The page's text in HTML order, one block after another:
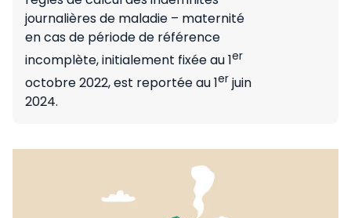
journalières de maladie – maternité
en cas de période de référence
incomplète, initialement fixée au 1er
octobre 2022, est reportée au 1er juin
2024.